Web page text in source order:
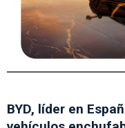
BYD, líder en